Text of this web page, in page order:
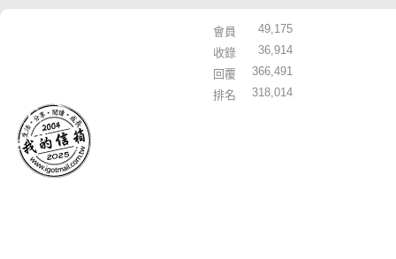
會員
49,175
收錄
36,914
回覆
366,491
排名
318,014